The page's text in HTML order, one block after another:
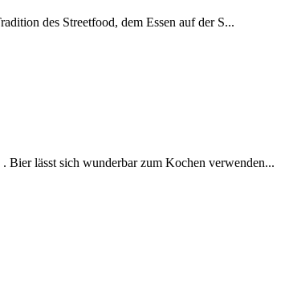
des Streetfood, dem Essen auf der S...
Bier lässt sich wunderbar zum Kochen verwenden...